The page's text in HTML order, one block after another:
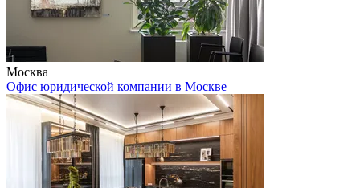
Москва
Офис юридической компании в Москве